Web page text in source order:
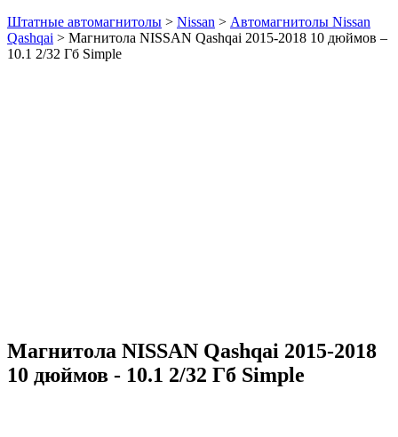
Штатные автомагнитолы > Nissan > Автомагнитолы Nissan
Qashqai > Магнитола NISSAN Qashqai 2015-2018 10 дюймов –
10.1 2/32 Гб Simple
Магнитола NISSAN Qashqai 2015-2018
10 дюймов - 10.1 2/32 Гб Simple